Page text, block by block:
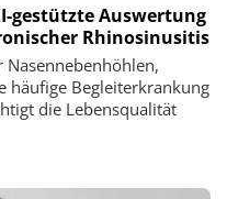
gestützte Auswertung
Rhinosinusitis
Nasennebenhöhlen,
häufige Begleiterkrankung
die Lebensqualität